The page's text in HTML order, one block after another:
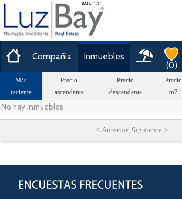
AMI-11781
Compañia
Inmuebles
(0)
Más
reciente
Precio
ascendente
Precio
descendente
Precio
m2
No hay inmuebles
< Anterior Siguiente >